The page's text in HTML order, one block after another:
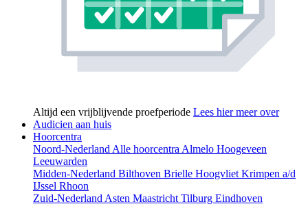
Altijd een vrijblijvende proefperiode Lees hier meer over
Audicien aan huis
Hoorcentra
Noord-NederlandAlle hoorcentraAlmelo Hoogeveen
Leeuwarden
Midden-Nederland Bilthoven Brielle HoogvlietKrimpen a/d
IJssel Rhoon
Zuid-NederlandAsten MaastrichtTilburg Eindhoven